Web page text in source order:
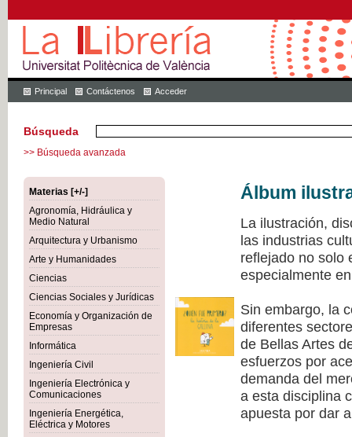
Principal Contáctenos Acceder
Búsqueda
>> Búsqueda avanzada
Materias [+/-]
Agronomía, Hidráulica y
Medio Natural
Arquitectura y Urbanismo
Arte y Humanidades
Ciencias
Ciencias Sociales y Jurídicas
Economía y Organización de
Empresas
Informática
Ingeniería Civil
Ingeniería Electrónica y
Comunicaciones
Ingeniería Energética,
Eléctrica y Motores
Álbum
La ilustración,
las industrias
reflejado no solo
especialmente
Sin embargo, la
diferentes
de Bellas Artes
esfuerzos por
demanda del
a esta disciplina
apuesta por dar